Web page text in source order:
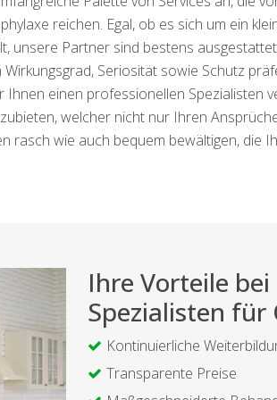
reichen. Egal, ob es sich um ein
unsere Partner sind bestens
Seriosität sowie Schutz
einen professionellen Spezialisten
welcher nicht nur Ihren
rasch wie auch bequem bewältigen, die
Ihre Vorteile
Spezialisten
Kontinuierliche
Transparente Preise